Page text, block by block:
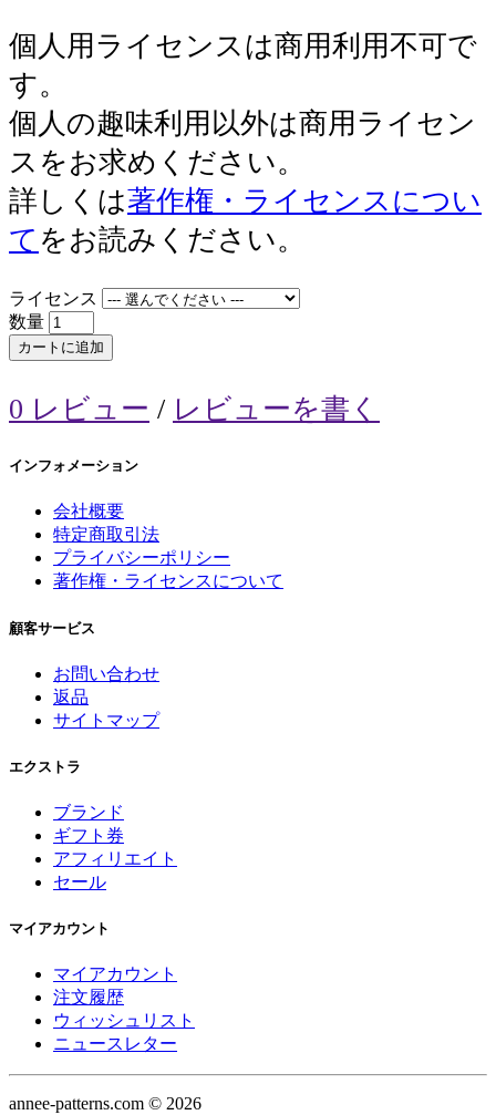
個人用ライセンスは商用利用不可で
す。
個人の趣味利用以外は商用ライセン
スをお求めください。
詳しくは著作権・ライセンスについ
て をお読みください。
ライセンス
数量
カートに追加
0 レビュー / レビューを書く
インフォメーション
会社概要
特定商取引法
プライバシーポリシー
著作権・ライセンスについて
顧客サービス
お問い合わせ
返品
サイトマップ
エクストラ
ブランド
ギフト券
アフィリエイト
セール
マイアカウント
マイアカウント
注文履歴
ウィッシュリスト
ニュースレター
annee-patterns.com © 2026